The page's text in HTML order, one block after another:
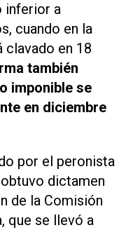
inferior a
cuando en la
clavado en 18
también
imponible se
en diciembre
por el peronista
dictamen
de la Comisión
que se llevó a